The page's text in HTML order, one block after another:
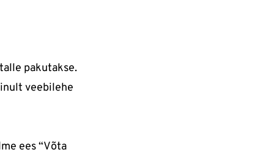
pakutakse.
veebilehe
ees “Võta